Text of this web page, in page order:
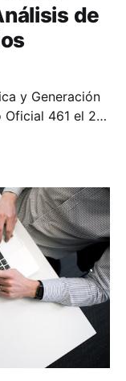
de
y Generación
461 el 20
para